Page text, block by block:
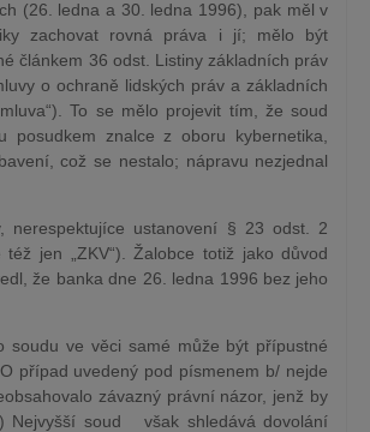
(26. ledna a 30. ledna 1996), pak měl v
zachovat rovná práva i jí; mělo být
článkem 36 odst. Listiny základních práv
o ochraně lidských práv a základních
To se mělo projevit tím, že soud
znalce z oboru kybernetika,
což se nestalo; nápravu nezjednal
nerespektujíce ustanovení § 23 odst. 2
jen „ZKV“). Žalobce totiž jako důvod
že banka dne 26. ledna 1996 bez jeho
soudu ve věci samé může být přípustné
případ uvedený pod písmenem b/ nejde
závazný právní názor, jenž by
Nejvyšší soud však shledává dovolání